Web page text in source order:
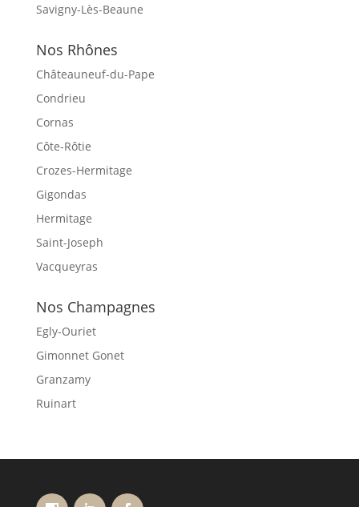
Savigny-Lès-Beaune
Nos Rhônes
Châteauneuf-du-Pape
Condrieu
Cornas
Côte-Rôtie
Crozes-Hermitage
Gigondas
Hermitage
Saint-Joseph
Vacqueyras
Nos Champagnes
Egly-Ouriet
Gimonnet Gonet
Granzamy
Ruinart